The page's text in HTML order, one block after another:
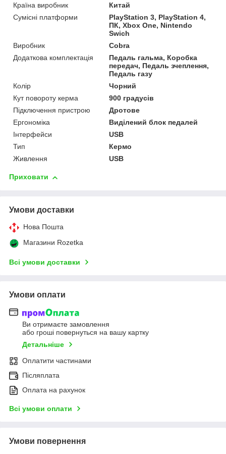
Країна виробник
Китай
Сумісні платформи
PlayStation 3, PlayStation 4,
ПК, Xbox One, Nintendo
Swich
Виробник
Cobra
Додаткова комплектація
Педаль гальма, Коробка
передач, Педаль зчеплення,
Педаль газу
Колір
Чорний
Кут повороту керма
900 градусів
Підключення пристрою
Дротове
Ергономіка
Виділений блок педалей
Інтерфейси
USB
Тип
Кермо
Живлення
USB
Приховати
Умови доставки
Нова Пошта
Магазини Rozetka
Всі умови доставки
Умови оплати
Ви отримаєте замовлення
або гроші повернуться на вашу картку
Детальніше
Оплатити частинами
Післяплата
Оплата на рахунок
Всі умови оплати
Умови повернення